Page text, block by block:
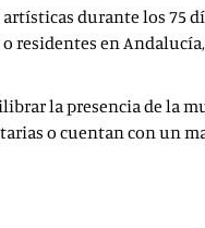
durante los 75
residentes en
la presencia de la
o cuentan con un